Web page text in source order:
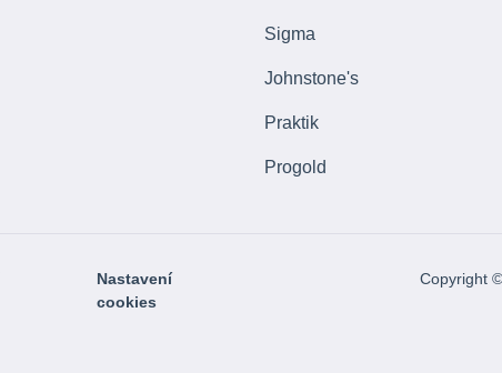
Sigma
Johnstone's
Praktik
Progold
Nastavení
cookies
Copyright